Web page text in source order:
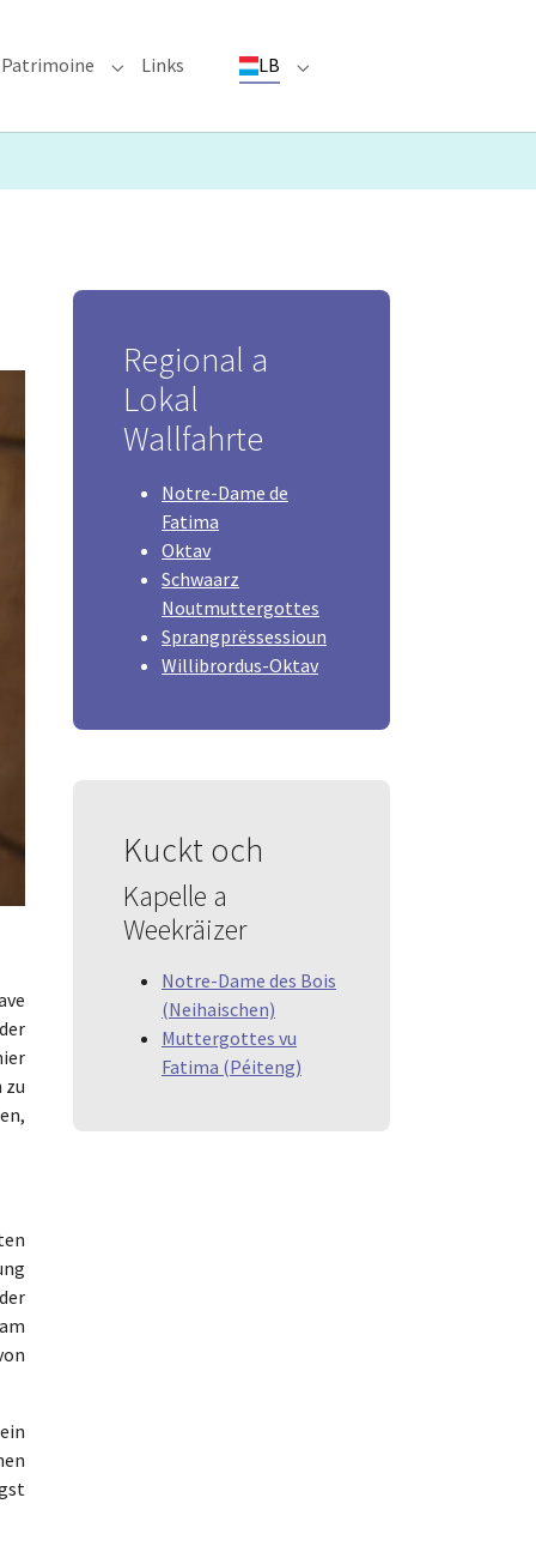
for "Evenementer"
Patrimoine Submenu for "Patrimoine"
Links LB Submenu for "LB"
zu
Regional a
Lokal
Wallfahrte
Notre-Dame de
Fatima
Oktav
Schwaarz
Noutmuttergottes
Sprangprëssessioun
Willibrordus-Oktav
Kuckt och
Kapelle a
Weekräizer
Notre-Dame des Bois
(Neihaischen)
Muttergottes vu
Fatima (Péiteng)